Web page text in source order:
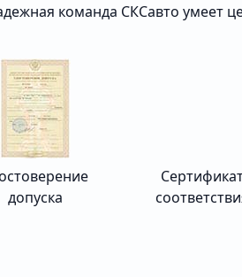
команда СКСавто умеет
допуска